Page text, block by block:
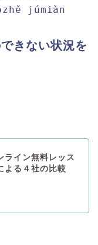
júmiàn
きない状況を
イン無料レッス
る４社の比較